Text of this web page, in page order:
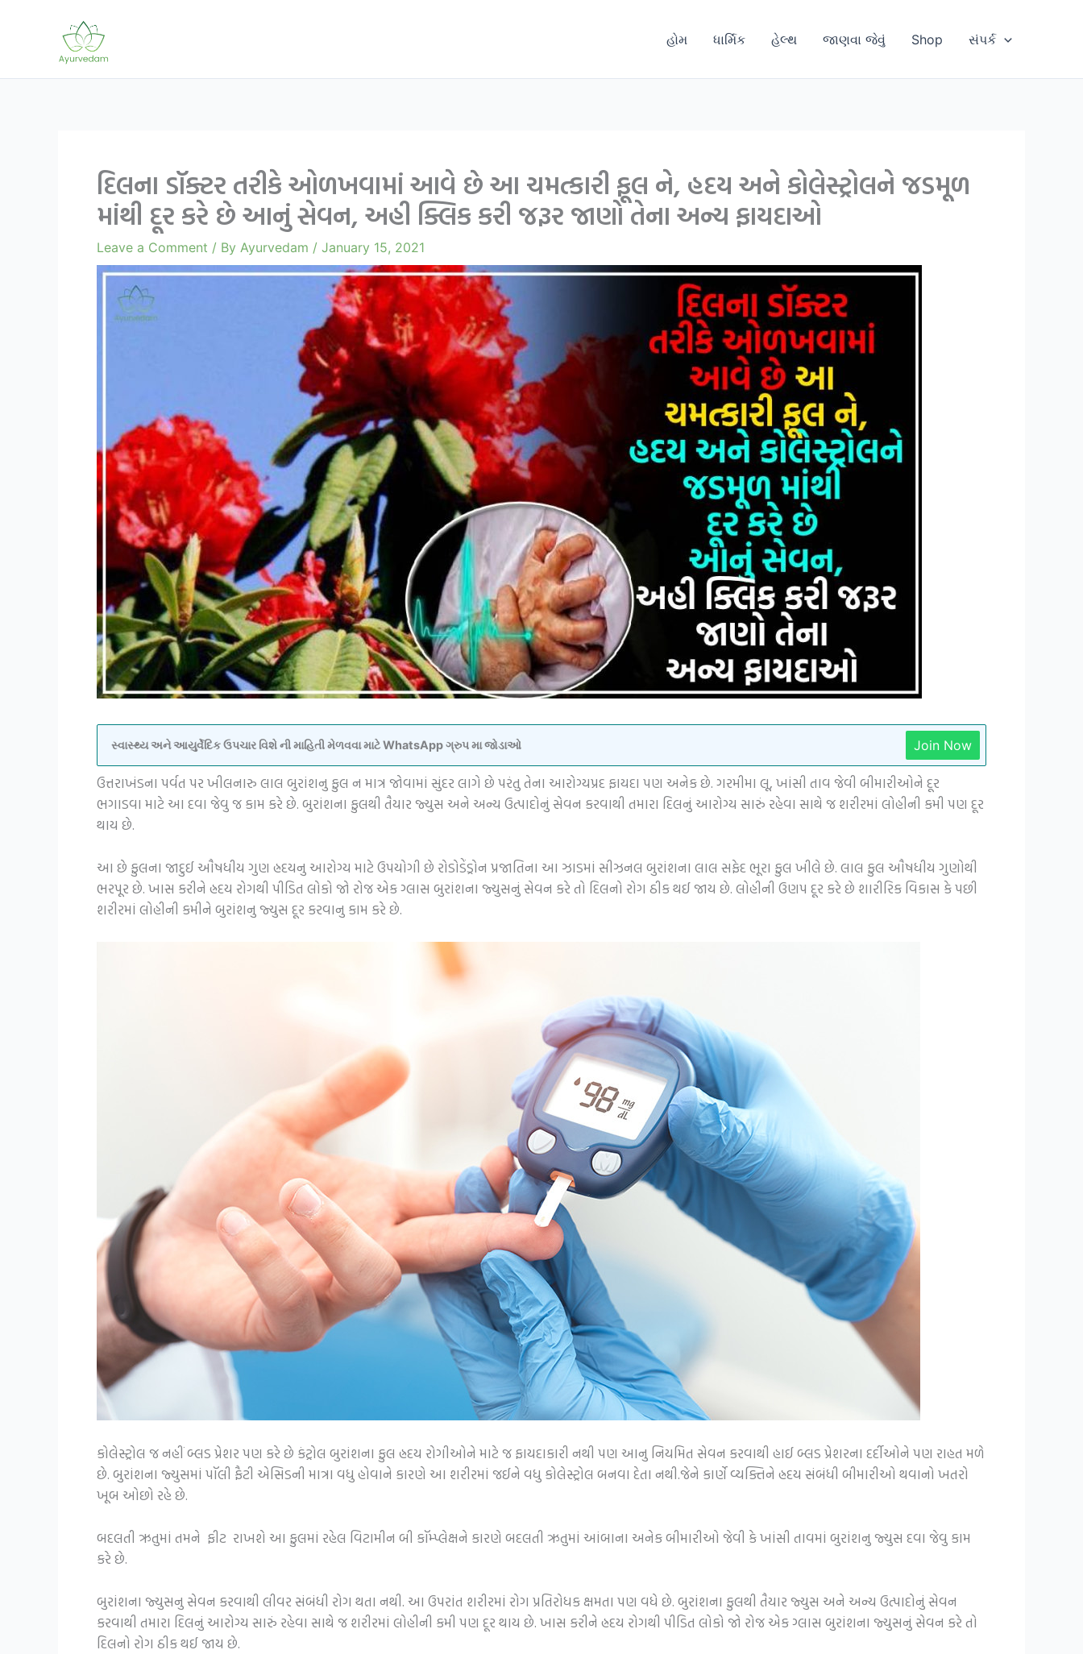
હોમ ધાર્મિક હેલ્થ જાણવા જેવું Shop સંપર્ક
દિલના ડૉક્ટર તરીકે ઓળખવામાં આવે છે આ ચમત્કારી ફૂલ ને, હદય અને કોલેસ્ટ્રોલને જડમૂળ
માંથી દૂર કરે છે આનું સેવન, અહી ક્લિક કરી જરૂર જાણો તેના અન્ય ફાયદાઓ
Leave a Comment / By Ayurvedam / January 15, 2021
સ્વાસ્થ્ય અને આયુર્વેદિક ઉપચાર વિશે ની માહિતી મેળવવા માટે WhatsApp ગ્રુપ મા જોડાઓ Join Now
ઉત્તરાખંડના પર્વત પર ખીલનારુ લાલ બુરાંશનુ ફુલ ન માત્ર જોવામાં સુંદર લાગે છે પરંતુ તેના આરોગ્યપ્રદ ફાયદા પણ અનેક છે. ગરમીમા લૂ, ખાંસી તાવ જેવી બીમારીઓને દૂર
ભગાડવા માટે આ દવા જેવુ જ કામ કરે છે. બુરાંશના ફુલથી તૈયાર જ્યુસ અને અન્ય ઉત્પાદોનું સેવન કરવાથી તમારા દિલનું આરોગ્ય સારું રહેવા સાથે જ શરીરમાં લોહીની કમી પણ દૂર
થાય છે.
આ છે ફુલના જાદુઈ ઔષધીય ગુણ હ્રદયનુ આરોગ્ય માટે ઉપયોગી છે રોડોડેંડ્રોન પ્રજાતિના આ ઝાડમાં સીઝનલ બુરાંશના લાલ સફેદ ભૂરા ફુલ ખીલે છે. લાલ ફુલ ઔષધીય ગુણોથી
ભરપૂર છે. ખાસ કરીને હ્રદય રોગથી પીડિત લોકો જો રોજ એક ગ્લાસ બુરાંશના જ્યુસનું સેવન કરે તો દિલનો રોગ ઠીક થઈ જાય છે. લોહીની ઉણપ દૂર કરે છે શારીરિક વિકાસ કે પછી
શરીરમાં લોહીની કમીને બુરાંશનુ જ્યુસ દૂર કરવાનુ કામ કરે છે.
કોલેસ્ટ્રોલ જ નહીં બ્લડ પ્રેશર પણ કરે છે કંટ્રોલ બુરાંશના ફુલ હ્રદય રોગીઓને માટે જ ફાયદાકારી નથી પણ આનુ નિયમિત સેવન કરવાથી હાઈ બ્લડ પ્રેશરના દર્દીઓને પણ રાહત મળે
છે. બુરાંશના જ્યુસમાં પૉલી ફૈટી એસિડની માત્રા વધુ હોવાને કારણે આ શરીરમાં જઈને વધુ કોલેસ્ટ્રોલ બનવા દેતા નથી.જેને કાર્ણે વ્યક્તિને હ્રદય સંબંધી બીમારીઓ થવાનો ખતરો
ખૂબ ઓછો રહે છે.
બદલતી ઋતુમાં તમને ફીટ રાખશે આ ફુલમાં રહેલ વિટામીન બી કૉમ્પ્લેક્ષને કારણે બદલતી ઋતુમાં આંબાના અનેક બીમારીઓ જેવી કે ખાંસી તાવમાં બુરાંશનુ જ્યુસ દવા જેવુ કામ
કરે છે.
બુરાંશના જ્યુસનુ સેવન કરવાથી લીવર સંબંધી રોગ થતા નથી. આ ઉપરાંત શરીરમાં રોગ પ્રતિરોધક ક્ષમતા પણ વધે છે. બુરાંશના ફુલથી તૈયાર જ્યુસ અને અન્ય ઉત્પાદોનું સેવન
કરવાથી તમારા દિલનું આરોગ્ય સારું રહેવા સાથે જ શરીરમાં લોહીની કમી પણ દૂર થાય છે. ખાસ કરીને હ્રદય રોગથી પીડિત લોકો જો રોજ એક ગ્લાસ બુરાંશના જ્યુસનું સેવન કરે તો
દિલનો રોગ ઠીક થઈ જાય છે.